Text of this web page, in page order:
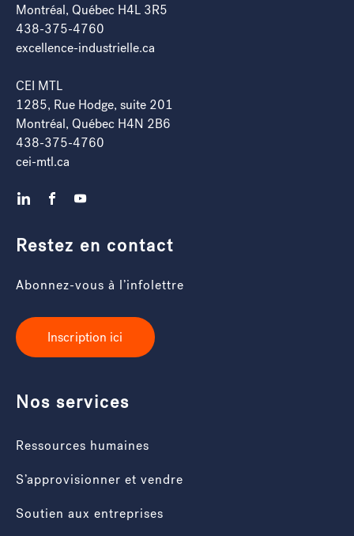
Montréal, Québec H4L 3R5
438-375-4760
excellence-industrielle.ca
CEI MTL
1285, Rue Hodge, suite 201
Montréal, Québec H4N 2B6
438-375-4760
cei-mtl.ca
Nos services
Ressources humaines
S’approvisionner et vendre
Soutien aux entreprises
Restez en contact
Abonnez-vous à l’infolettre
Inscription ici
LinkedInFacebookYouTube